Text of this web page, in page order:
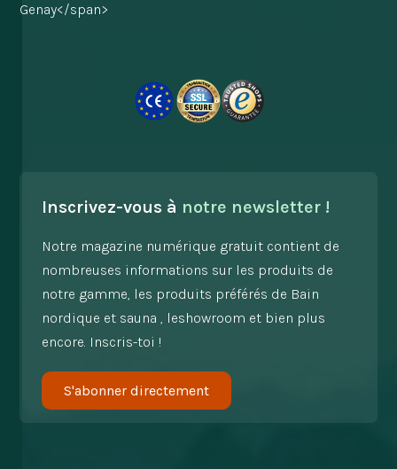
Genay</span>
Inscrivez-vous à notre newsletter !
Notre magazine numérique gratuit contient de
nombreuses informations sur les produits de
notre gamme, les produits préférés de Bain
nordique et sauna , leshowroom et bien plus
encore. Inscris-toi !
S'abonner directement